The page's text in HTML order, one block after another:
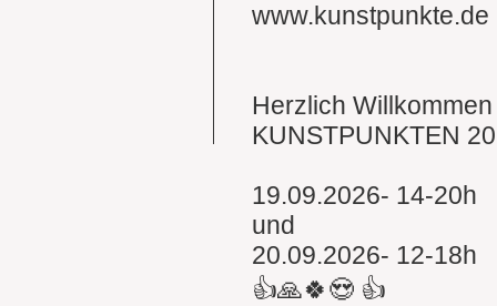
www.kunstpunkte.de
Herzlich
KUNSTPUNKTEN
19.09.2026- 14-20h
und
20.09.2026- 12-18h
👍🙏🍀😍 👍